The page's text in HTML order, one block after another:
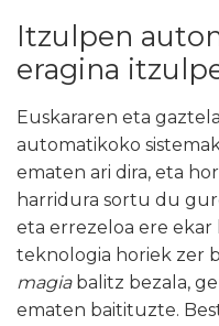
Itzulpen
eragina
Euskararen eta
automatikoko
ematen ari dira, eta
harridura sortu du
eta errezeloa ere
teknologia horiek zer
magia balitz bezala,
ematen baitituzte.